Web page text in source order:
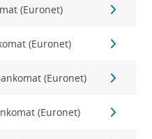
(Euronet)
(Euronet)
(Euronet)
(Euronet)